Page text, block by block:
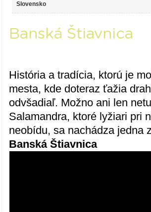
Slovensko
Banská Štiavnica
História a tradícia, ktorú je
mesta, kde doteraz ťažia
odvšadiaľ. Možno ani len
Salamandra, ktoré lyžiari pri
neobídu, sa nachádza jedna
Banská Štiavnica